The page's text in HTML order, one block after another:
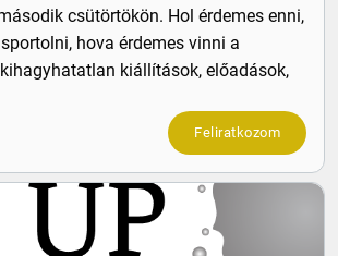
csütörtökön. Hol érdemes enni,
hova érdemes vinni a
kiállítások, előadások,
Feliratkozom